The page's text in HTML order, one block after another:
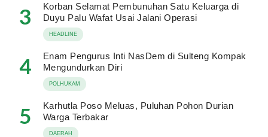
3
Korban Selamat Pembunuhan Satu Keluarga di
Duyu Palu Wafat Usai Jalani Operasi
HEADLINE
4
Enam Pengurus Inti NasDem di Sulteng Kompak
Mengundurkan Diri
POLHUKAM
5
Karhutla Poso Meluas, Puluhan Pohon Durian
Warga Terbakar
DAERAH